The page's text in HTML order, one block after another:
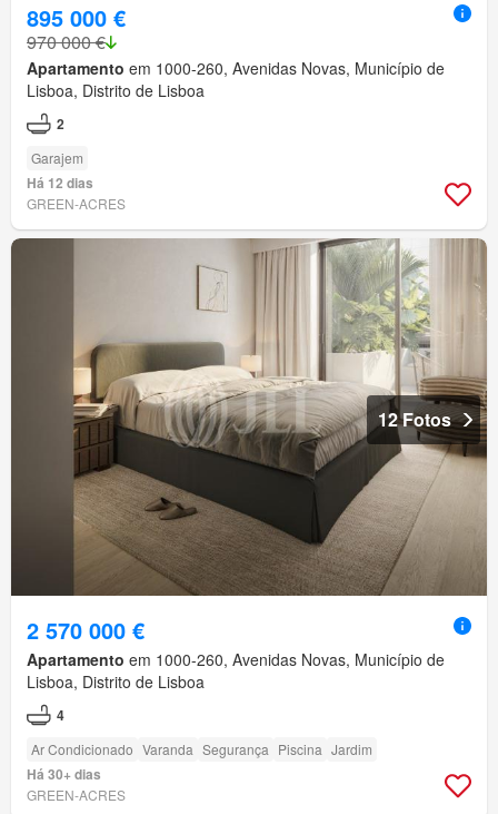
895 000 €
970 000 €
Apartamento em 1000-260, Avenidas Novas, Município de
Lisboa, Distrito de Lisboa
2
Garajem
Há 12 dias
GREEN-ACRES
12 Fotos
2 570 000 €
Apartamento em 1000-260, Avenidas Novas, Município de
Lisboa, Distrito de Lisboa
4
Ar Condicionado Varanda Segurança Piscina Jardim
Há 30+ dias
GREEN-ACRES